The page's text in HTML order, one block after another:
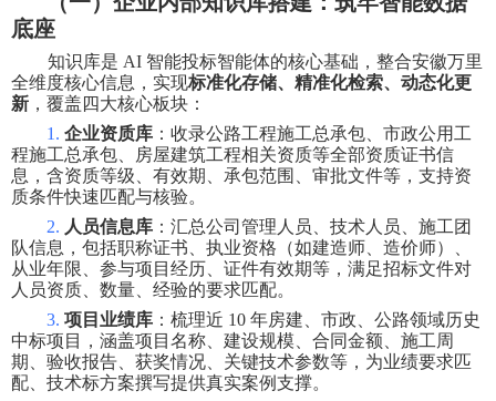
底座
知识库是 AI 智能投标智能体的核心基础，整合安徽万里
全维度核心信息，实现标准化存储、精准化检索、动态化更
新 ，覆盖四大核心板块：
1. 企业资质库 ：收录公路工程施工总承包、市政公用工
程施工总承包、房屋建筑工程相关资质等全部资质证书信
息，含资质等级、有效期、承包范围、审批文件等，支持资
质条件快速匹配与核验。
2. 人员信息库 ：汇总公司管理人员、技术人员、施工团
队信息，包括职称证书、执业资格（如建造师、造价师）、
从业年限、参与项目经历、证件有效期等，满足招标文件对
人员资质、数量、经验的要求匹配。
3. 项目业绩库 ：梳理近 10 年房建、市政、公路领域历史
中标项目，涵盖项目名称、建设规模、合同金额、施工周
期、验收报告、获奖情况、关键技术参数等，为业绩要求匹
配、技术标方案撰写提供真实案例支撑。